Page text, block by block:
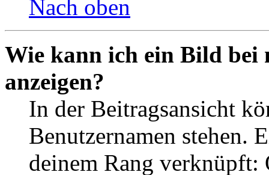
Nach oben
Wie kann ich ein Bild bei
anzeigen?
In der Beitragsansicht
Benutzernamen stehen.
deinem Rang verknüpft: